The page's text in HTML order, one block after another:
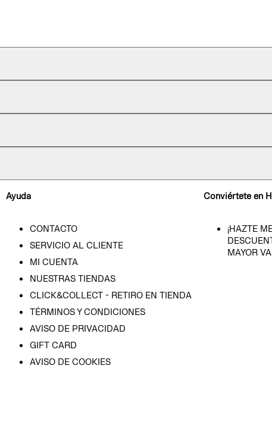
Ayuda
CONTACTO
SERVICIO AL CLIENTE
MI CUENTA
NUESTRAS TIENDAS
CLICK&COLLECT - RETIRO EN TIENDA
TÉRMINOS Y CONDICIONES
AVISO DE PRIVACIDAD
GIFT CARD
AVISO DE COOKIES
Conviértete en
¡HAZTE
MAYOR